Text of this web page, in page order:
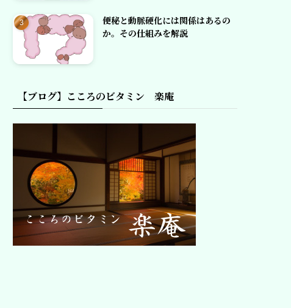
便秘と動脈硬化には関係はあるの
か。その仕組みを解説
【ブログ】こころのビタミン 楽庵